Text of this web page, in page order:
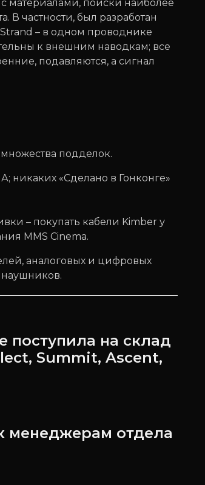
материалами, поиски наиболее
В частности, был разработан
– в одном проводнике
к внешним наводкам; все
подавляются, а сигнал
подделок.
никаких «Сделано в Гонконге»
– покупать кабели Kimber у
MMS Cinema.
аналоговых и цифровых
поступила на склад
Summit, Ascent,
менеджерам отдела